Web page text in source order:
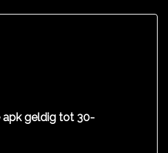
apk geldig tot 30-